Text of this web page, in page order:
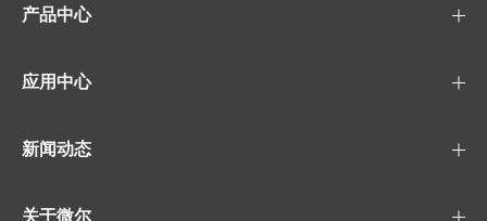
产品中心
应用中心
新闻动态
关于微尔